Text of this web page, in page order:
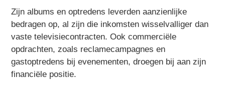
Zijn albums en optredens leverden aanzienlijke
bedragen op, al zijn die inkomsten wisselvalliger dan
vaste televisiecontracten. Ook commerciële
opdrachten, zoals reclamecampagnes en
gastoptredens bij evenementen, droegen bij aan zijn
financiële positie.